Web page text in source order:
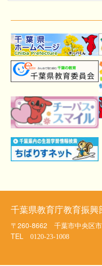
千葉県教育庁教育振興
〒260-8662 千葉市中央区
TEL0120-23-1008